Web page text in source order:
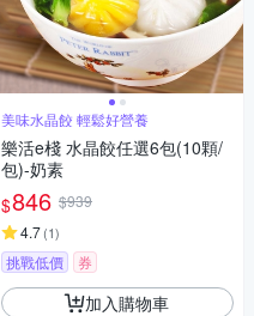
美味水晶餃 輕鬆好營養
樂活e棧 水晶餃任選6包(10顆/
包)-奶素
$846 $939
4.7(1)
挑戰低價 券
加入購物車